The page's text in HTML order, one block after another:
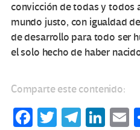
convicción de todas y todos
mundo justo, con igualdad
de desarrollo para todo ser
el solo hecho de haber
Comparte este contenido:
Fa T
Te Li
E